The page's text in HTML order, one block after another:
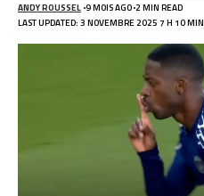
LAST UPDATED: 3 NOVEMBRE 2025 7 H 10 MIN
ANDY ROUSSEL 9 MOIS AGO 2 MIN READ